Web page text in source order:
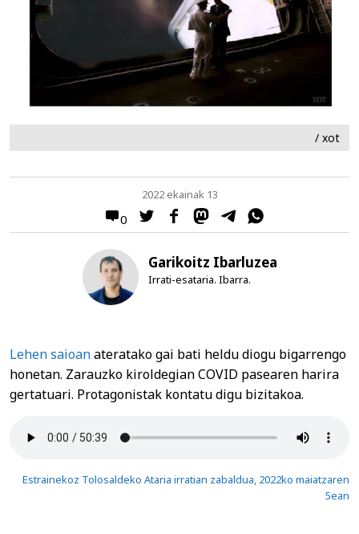
/ xot
0
2022 ekainak 13
Garikoitz Ibarluzea
Irrati-esataria. Ibarra.
Lehen saioanateratako gai bati heldu diogu bigarrengo
honetan. Zarauzko kiroldegian COVID pasearen harira
gertatuari. Protagonistak kontatu digu bizitakoa.
Estrainekoz Tolosaldeko Ataria irratian zabaldua, 2022ko maiatzaren
5ean